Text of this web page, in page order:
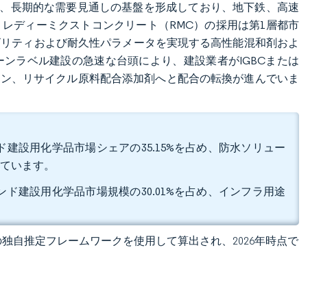
長期的な需要見通しの基盤を形成しており、地下鉄、高速
ディーミクストコンクリート（RMC）の採用は第1層都市
ティおよび耐久性パラメータを実現する高性能混和剤およ
ラベル建設の急速な台頭により、建設業者がIGBCまたは
、リサイクル原料配合添加剤へと配合の転換が進んでいま
設用化学品市場シェアの35.15%を占め、防水ソリュー
います。
建設用化学品市場規模の30.01%を占め、インフラ用途
自推定フレームワークを使用して算出され、2026年時点で